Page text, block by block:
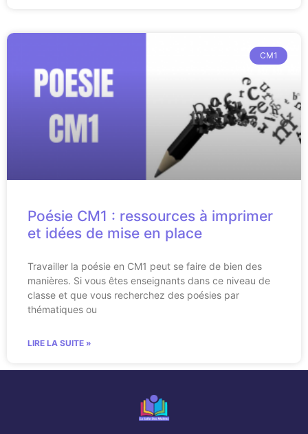
CM1
Poésie CM1 : ressources à imprimer
et idées de mise en place
Travailler la poésie en CM1 peut se faire de bien des
manières. Si vous êtes enseignants dans ce niveau de
classe et que vous recherchez des poésies par
thématiques ou
LIRE LA SUITE »